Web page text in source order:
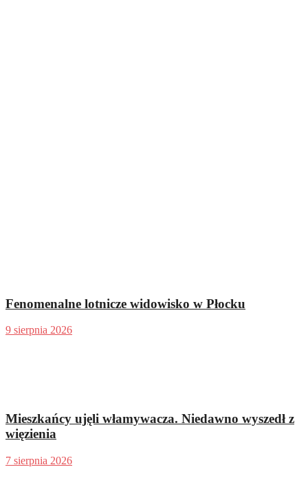
Fenomenalne lotnicze widowisko w Płocku
9 sierpnia 2026
Mieszkańcy ujęli włamywacza. Niedawno wyszedł z
więzienia
7 sierpnia 2026